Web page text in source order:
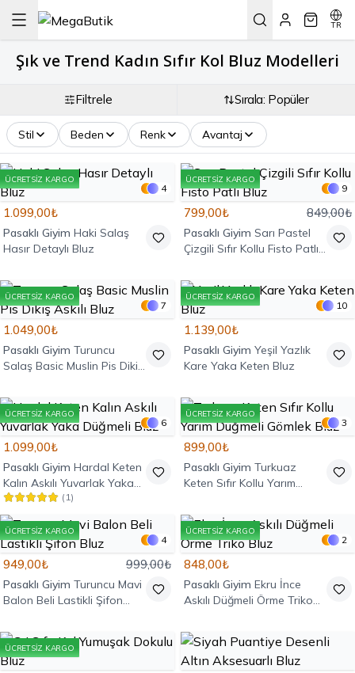
TR
Şık ve Trend Kadın Sıfır Kol Bluz Modelleri
Filtrele Sırala: Popüler
Stil Beden Renk Avantaj
ÜCRETSIZ KARGO
4
1.099,00₺
Pasaklı Giyim Haki Salaş
Hasır Detaylı Bluz
ÜCRETSIZ KARGO
9
799,00₺ 849,00₺
Pasaklı Giyim Sarı Pastel
Çizgili Sıfır Kollu Fisto Patlı
ÜCRETSIZ KARGO
7
1.049,00₺
Pasaklı Giyim Turuncu
Salaş Basic Muslin Pis Dikiş
ÜCRETSIZ KARGO
10
1.139,00₺
Pasaklı Giyim Yeşil Yazlık
Kare Yaka Keten Bluz
ÜCRETSIZ KARGO
6
1.099,00₺
Pasaklı Giyim Hardal Keten
Kalın Askılı Yuvarlak Yaka
Düğmeli Bluz
( 1)
ÜCRETSIZ KARGO
3
899,00₺
Pasaklı Giyim Turkuaz
Keten Sıfır Kollu Yarım
ÜCRETSIZ KARGO
4
949,00₺ 999,00₺
Pasaklı Giyim Turuncu Mavi
Balon Beli Lastikli Şifon
ÜCRETSIZ KARGO
2
848,00₺
Pasaklı Giyim Ekru İnce
Askılı Düğmeli Örme Triko
ÜCRETSIZ KARGO